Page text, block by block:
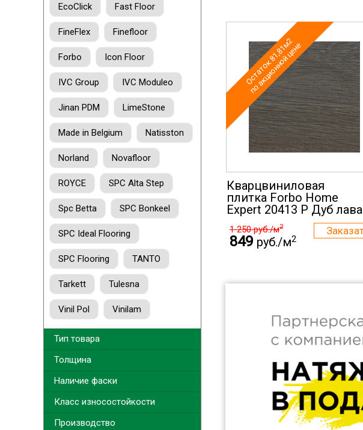
Остаток 81,81м2
по акционной цене
Кварцвиниловая
плитка Forbo Home
Expert 20413 P Дуб лава
1 250руб./м2
849 руб./м2
EcoClick Fast Floor
FineFlex Finefloor
Forbo Icon Floor
IVC Group IVC Moduleo
Jinan PDM LimeStone
Made in Belgium Natisston
Norland Novafloor
ROYCE SPC Alta Step
Spc Betta SPC Bonkeel
SPC Ideal Flooring
SPC Flooring TANTO
Tarkett Tulesna
Vinil Pol Vinilam
Тип товара
Толщина
Наличие фаски
Класс износостойкости
Производство